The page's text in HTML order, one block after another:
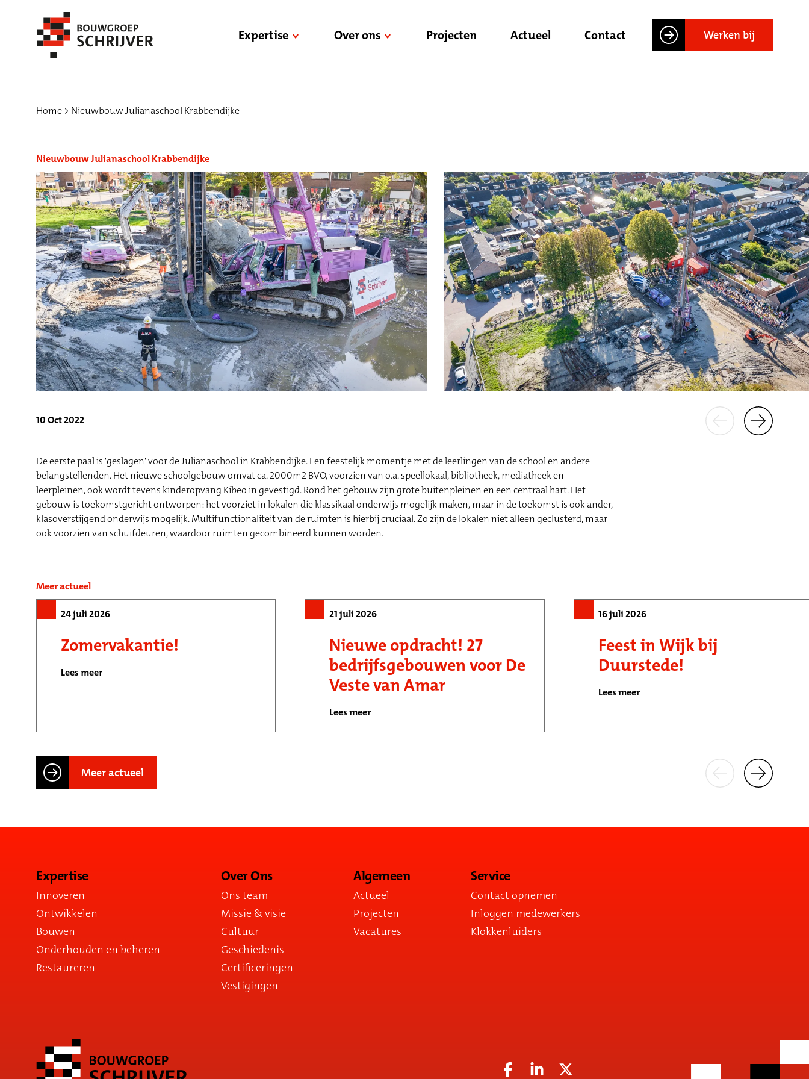
Expertise Over ons Projecten Actueel Contact Werken bij
Home Nieuwbouw Julianaschool Krabbendijke
Nieuwbouw Julianaschool Krabbendijke
10 Oct 2022
De eerste paal is 'geslagen' voor de Julianaschool in Krabbendijke. Een feestelijk momentje met de leerlingen van de school en andere
belangstellenden. Het nieuwe schoolgebouw omvat ca. 2000m2 BVO, voorzien van o.a. speellokaal, bibliotheek, mediatheek en
leerpleinen, ook wordt tevens kinderopvang Kibeo in gevestigd. Rond het gebouw zijn grote buitenpleinen en een centraal hart. Het
gebouw is toekomstgericht ontworpen: het voorziet in lokalen die klassikaal onderwijs mogelijk maken, maar in de toekomst is ook ander,
klasoverstijgend onderwijs mogelijk. Multifunctionaliteit van de ruimten is hierbij cruciaal. Zo zijn de lokalen niet alleen geclusterd, maar
ook voorzien van schuifdeuren, waardoor ruimten gecombineerd kunnen worden.
Meer actueel
24 juli 2026
Zomervakantie!
Lees meer
21 juli 2026
Nieuwe opdracht! 27
bedrijfsgebouwen voor De
Veste van Amar
Lees meer
16 juli 2026
Feest in Wijk bij
Duurstede!
Lees meer
Meer actueel
Expertise
Innoveren
Ontwikkelen
Bouwen
Onderhouden en beheren
Restaureren
Over Ons
Ons team
Missie & visie
Cultuur
Geschiedenis
Certificeringen
Vestigingen
Algemeen
Actueel
Projecten
Vacatures
Service
Contact opnemen
Inloggen medewerkers
Klokkenluiders